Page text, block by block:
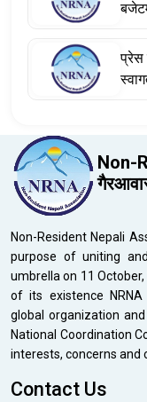
प्रेस विज्ञप्ति
Non-
Non-Resident Nepali
purpose of uniting
umbrella on 11
of its existence
global organization
National Coordination
interests, concerns and
Contact Us